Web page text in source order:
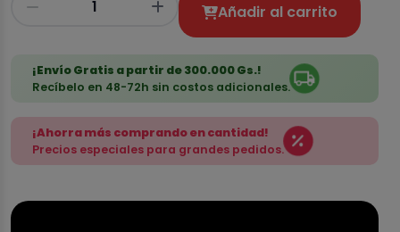
Añadir al carrito
¡Envío Gratis a partir de 300.000 Gs.!
Recíbelo en 48-72h sin costos adicionales.
¡Ahorra más comprando en cantidad!
Precios especiales para grandes pedidos.